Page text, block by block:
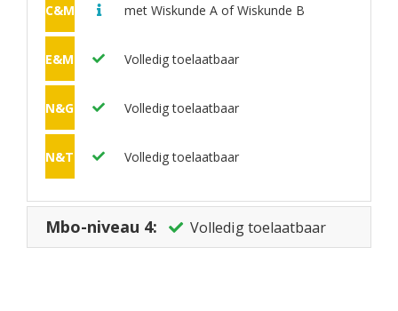
C&M met Wiskunde A of Wiskunde B
E&M Volledig toelaatbaar
N&G Volledig toelaatbaar
N&T Volledig toelaatbaar
Mbo-niveau 4: Volledig toelaatbaar